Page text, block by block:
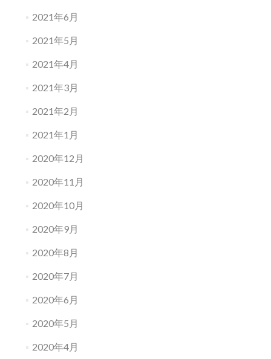
2021年6月
2021年5月
2021年4月
2021年3月
2021年2月
2021年1月
2020年12月
2020年11月
2020年10月
2020年9月
2020年8月
2020年7月
2020年6月
2020年5月
2020年4月